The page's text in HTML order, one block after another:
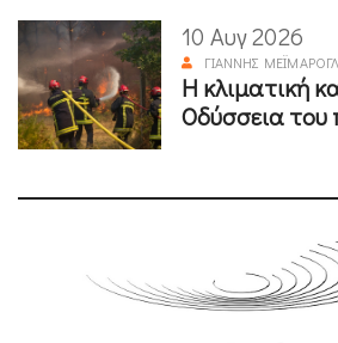
10 Αυγ 2026
ΓΙΆΝΝΗΣ
Η κλιματική
Οδύσσεια του